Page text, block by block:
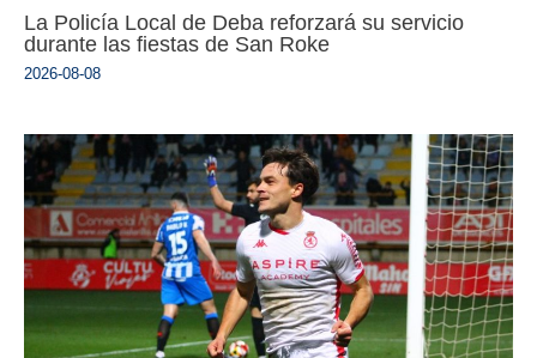
La Policía Local de Deba reforzará su servicio
durante las fiestas de San Roke
2026-08-08